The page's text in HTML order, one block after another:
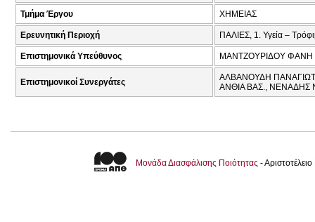
Τμήμα Έργου ΧΗΜΕΙΑΣ
Ερευνητική Περιοχή ΠΑΛΙΕΣ, 1. Υγεία –
Επιστημονικά Υπεύθυνος ΜΑΝΤΖΟΥΡΙΔΟΥ
Επιστημονικοί Συνεργάτες
ΑΛΒΑΝΟΥΔΗ
ΑΝΘΙΑ ΒΑΣ., ΝΕΝΑΔΗΣ
Μονάδα Διασφάλισης Ποιότητας -